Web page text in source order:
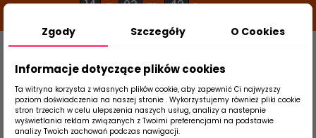
14 g 03 m 42 s
Szukaj
produktu
Strona Główna Płytki Łazienkowe
Zgody Szczegóły O Cookies
Informacje dotyczące plików cookies
Ta witryna korzysta z własnych plików cookie, aby zapewnić Ci najwyższy
poziom doświadczenia na naszej stronie . Wykorzystujemy również pliki cookie
stron trzecich w celu ulepszenia naszych usług, analizy a nastepnie
wyświetlania reklam związanych z Twoimi preferencjami na podstawie
analizy Twoich zachowań podczas nawigacji.